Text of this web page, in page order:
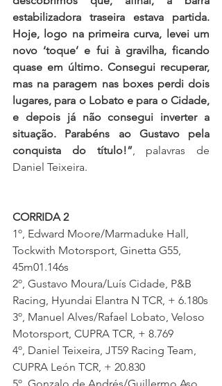
estabilizadora traseira estava partida.
Hoje, logo na primeira curva, levei um
novo ‘toque’ e fui à gravilha, ficando
quase em último. Consegui recuperar,
mas na paragem nas boxes perdi dois
lugares, para o Lobato e para o Cidade,
e depois já não consegui inverter a
situação. Parabéns ao Gustavo pela
conquista do título!”, palavras de
Daniel Teixeira.
CORRIDA 2
1º, Edward Moore/Marmaduke Hall,
Tockwith Motorsport, Ginetta G55,
45m01.146s
2º, Gustavo Moura/Luís Cidade, P&B
Racing, Hyundai Elantra N TCR, + 6.180s
3º, Manuel Alves/Rafael Lobato, Veloso
Motorsport, CUPRA TCR, + 8.769
4º, Daniel Teixeira, JT59 Racing Team,
CUPRA León TCR, + 20.830